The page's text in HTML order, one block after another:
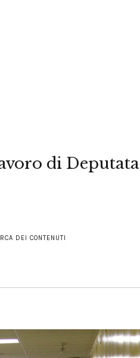
di Deputata
DEI CONTENUTI